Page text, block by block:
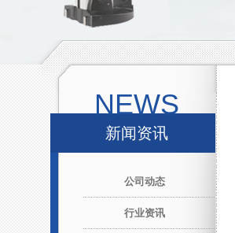
NEWS
新闻资讯
公司动态
行业资讯